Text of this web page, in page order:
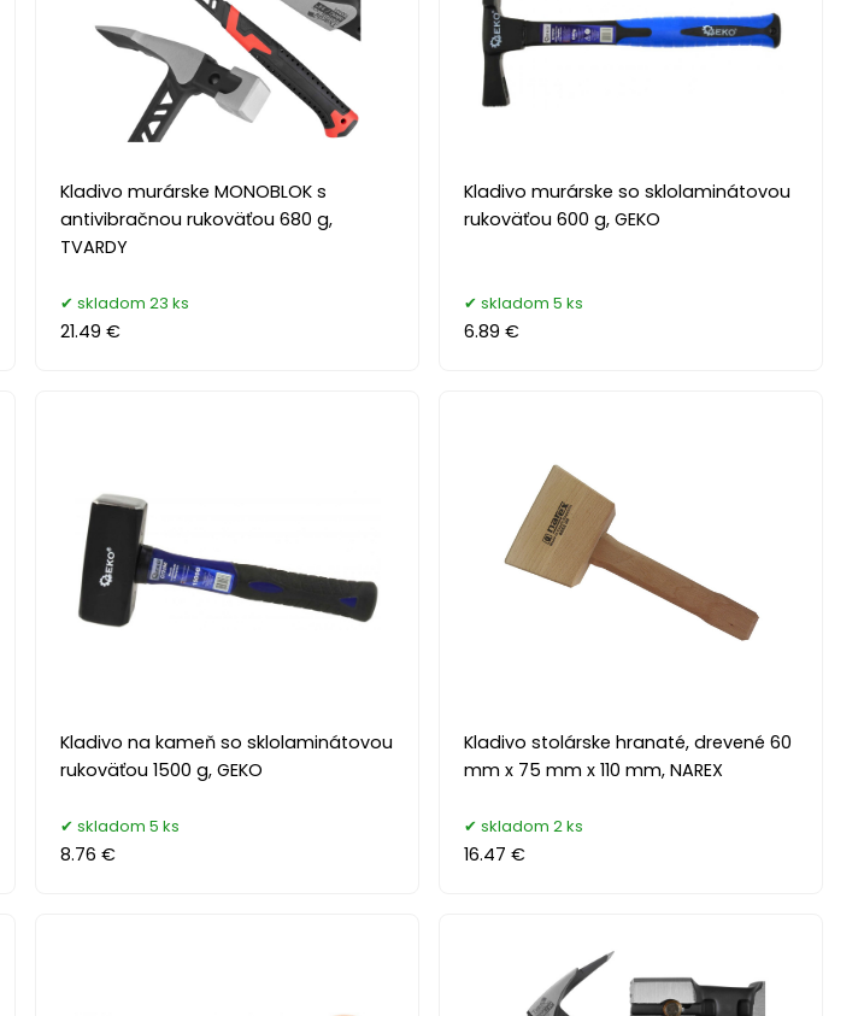
Kladivo murárske MONOBLOK s
antivibračnou rukoväťou 680 g,
TVARDY
skladom 23 ks
21.49 €
Kladivo murárske so sklolaminátovou
rukoväťou 600 g, GEKO
skladom 5 ks
6.89 €
Kladivo na kameň so sklolaminátovou
rukoväťou 1500 g, GEKO
skladom 5 ks
8.76 €
Kladivo stolárske hranaté, drevené 60
mm x 75 mm x 110 mm, NAREX
skladom 2 ks
16.47 €